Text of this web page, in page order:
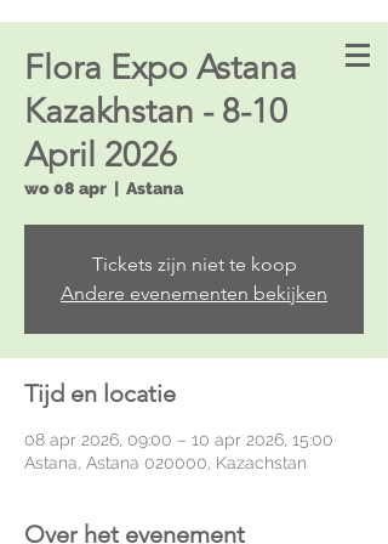
Flora Expo Astana
Kazakhstan - 8-10
April 2026
wo 08 apr Astana
Tickets zijn niet te koop
Andere evenementen bekijken
Tijd en locatie
08 apr 2026, 09:00 – 10 apr 2026, 15:00
Astana, Astana 020000, Kazachstan
Over het evenement